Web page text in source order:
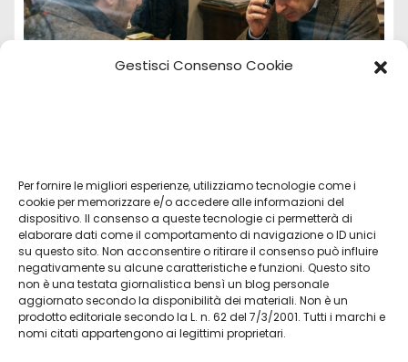
Gestisci Consenso Cookie
Per fornire le migliori esperienze, utilizziamo tecnologie come i
cookie per memorizzare e/o accedere alle informazioni del
dispositivo. Il consenso a queste tecnologie ci permetterà di
elaborare dati come il comportamento di navigazione o ID unici
su questo sito. Non acconsentire o ritirare il consenso può influire
negativamente su alcune caratteristiche e funzioni. Questo sito
non è una testata giornalistica bensì un blog personale
aggiornato secondo la disponibilità dei materiali. Non è un
prodotto editoriale secondo la L. n. 62 del 7/3/2001. Tutti i marchi e
nomi citati appartengono ai legittimi proprietari.
Vendita Tudor Bologna: guida ai migliori
modelli usati
Lug 8, 2026 Admin